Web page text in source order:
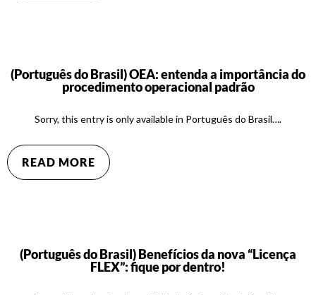
(Português do Brasil) OEA: entenda a importância do
procedimento operacional padrão
Sorry, this entry is only available in Português do Brasil….
READ MORE
(Português do Brasil) Benefícios da nova “Licença
FLEX”: fique por dentro!